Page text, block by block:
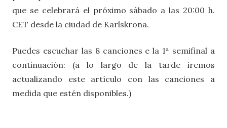
que se celebrará el próximo sábado a las 20:00 h.
CET desde la ciudad de Karlskrona.
Puedes escuchar las 8 canciones e la 1ª semifinal a
continuación: (a lo largo de la tarde iremos
actualizando este artículo con las canciones a
medida que estén disponibles.)